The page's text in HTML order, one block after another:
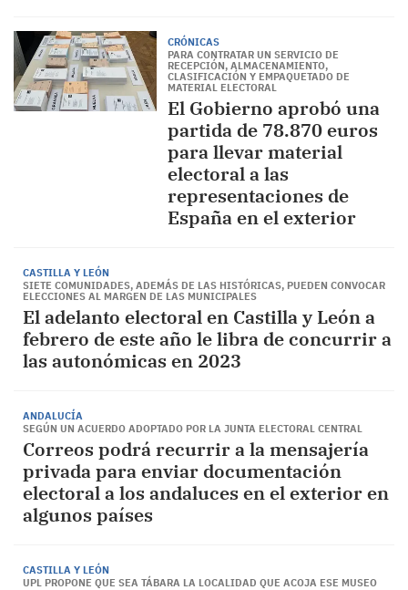
CRÓNICAS
PARA CONTRATAR UN SERVICIO DE
RECEPCIÓN, ALMACENAMIENTO,
CLASIFICACIÓN Y EMPAQUETADO DE
MATERIAL ELECTORAL
El Gobierno aprobó una
partida de 78.870 euros
para llevar material
electoral a las
representaciones de
España en el exterior
CASTILLA Y LEÓN
SIETE COMUNIDADES, ADEMÁS DE LAS HISTÓRICAS, PUEDEN CONVOCAR
ELECCIONES AL MARGEN DE LAS MUNICIPALES
El adelanto electoral en Castilla y León a
febrero de este año le libra de concurrir a
las autonómicas en 2023
ANDALUCÍA
SEGÚN UN ACUERDO ADOPTADO POR LA JUNTA ELECTORAL CENTRAL
Correos podrá recurrir a la mensajería
privada para enviar documentación
electoral a los andaluces en el exterior en
algunos países
CASTILLA Y LEÓN
UPL PROPONE QUE SEA TÁBARA LA LOCALIDAD QUE ACOJA ESE MUSEO